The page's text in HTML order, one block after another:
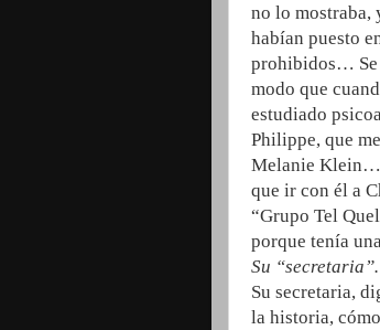
no lo mostraba,
habían puesto
prohibidos… Se
modo que
estudiado
Philippe, que
Melanie Klein…
que ir con él a
“Grupo Tel
porque tenía
Su
Su secretaria,
la historia,